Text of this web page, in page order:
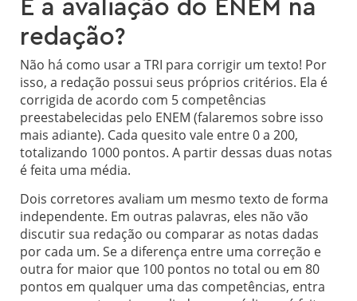
E a avaliação do ENEM na
redação?
Não há como usar a TRI para corrigir um texto! Por
isso, a redação possui seus próprios critérios. Ela é
corrigida de acordo com 5 competências
preestabelecidas pelo ENEM (falaremos sobre isso
mais adiante). Cada quesito vale entre 0 a 200,
totalizando 1000 pontos. A partir dessas duas notas
é feita uma média.
Dois corretores avaliam um mesmo texto de forma
independente. Em outras palavras, eles não vão
discutir sua redação ou comparar as notas dadas
por cada um. Se a diferença entre uma correção e
outra for maior que 100 pontos no total ou em 80
pontos em qualquer uma das competências, entra